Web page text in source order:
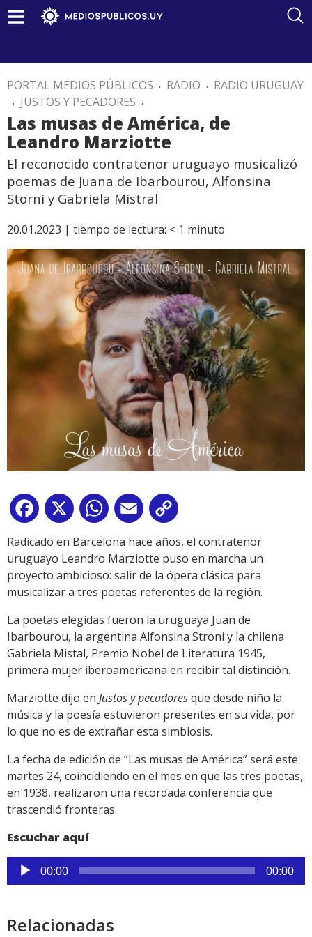
PORTAL MEDIOS PÚBLICOS . RADIO . RADIO URUGUAY
. JUSTOS Y PECADORES .
Las musas de América, de
Leandro Marziotte
El reconocido contratenor uruguayo musicalizó
poemas de Juana de Ibarbourou, Alfonsina
Storni y Gabriela Mistral
20.01.2023 | tiempo de lectura: < 1 minuto
Facebook
X WhatsApp
Email
Link
Radicado en Barcelona hace años, el contratenor
uruguayo Leandro Marziotte puso en marcha un
proyecto ambicioso: salir de la ópera clásica para
musicalizar a tres poetas referentes de la región.
La poetas elegidas fueron la uruguaya Juan de
Ibarbourou, la argentina Alfonsina Stroni y la chilena
Gabriela Mistal, Premio Nobel de Literatura 1945,
primera mujer iberoamericana en recibir tal distinción.
Marziotte dijo en Justos y pecadoresque desde niño la
música y la poesía estuvieron presentes en su vida, por
lo que no es de extrañar esta simbiosis.
La fecha de edición de “Las musas de América” será este
martes 24, coincidiendo en el mes en que las tres poetas,
en 1938, realizaron una recordada conferencia que
trascendió fronteras.
Escuchar aquí
Reproductor
de
00:00 00:00
Relacionadas